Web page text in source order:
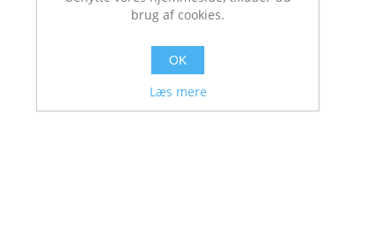
brug af cookies.
OK
Læs mere